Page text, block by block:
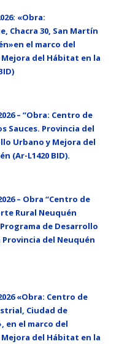
«Obra:
Chacra 30, San Martín
el marco del
del Hábitat en la
– “Obra: Centro de
Sauces. Provincia del
Urbano y Mejora del
(Ar-L1420 BID).
– Obra “Centro de
Rural Neuquén
de Desarrollo
del Neuquén
«Obra: Centro de
Ciudad de
en el marco del
del Hábitat en la